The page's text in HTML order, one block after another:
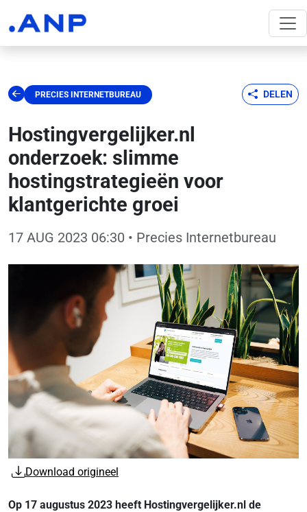
PRECIES INTERNETBUREAU DELEN
Hostingvergelijker.nl
onderzoek: slimme
hostingstrategieën voor
klantgerichte groei
17 AUG 2023 06:30 • Precies Internetbureau
Download origineel
Op 17 augustus 2023 heeft Hostingvergelijker.nl de